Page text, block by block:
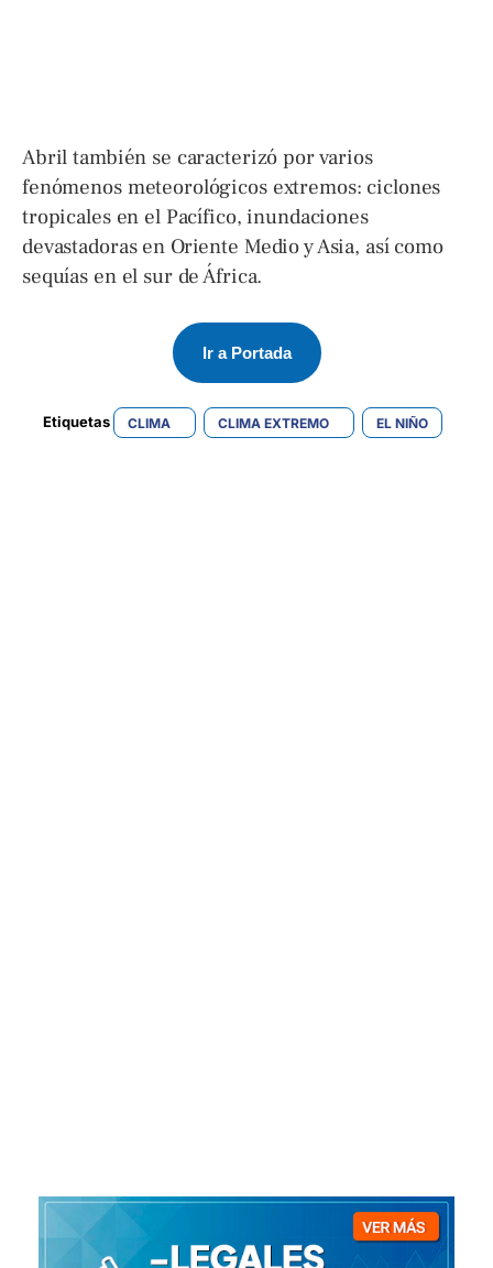
Abril también se caracterizó por varios
fenómenos meteorológicos extremos: ciclones
tropicales en el Pacífico, inundaciones
devastadoras en Oriente Medio y Asia, así como
sequías en el sur de África.
Ir a Portada
Etiquetas CLIMA CLIMA EXTREMO EL NIÑO